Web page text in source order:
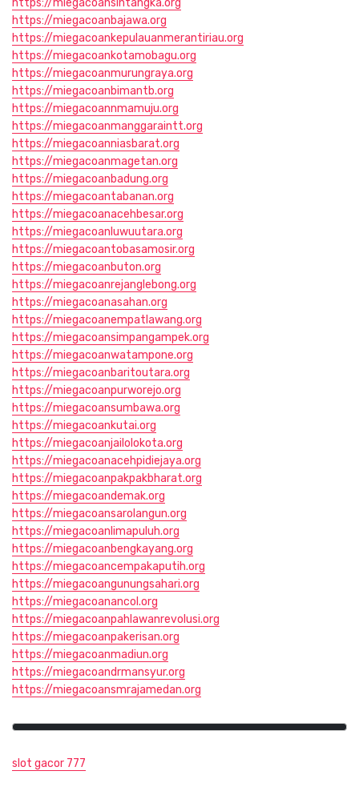
https://miegacoansintangka.org
https://miegacoanbajawa.org
https://miegacoankepulauanmerantiriau.org
https://miegacoankotamobagu.org
https://miegacoanmurungraya.org
https://miegacoanbimantb.org
https://miegacoannmamuju.org
https://miegacoanmanggaraintt.org
https://miegacoanniasbarat.org
https://miegacoanmagetan.org
https://miegacoanbadung.org
https://miegacoantabanan.org
https://miegacoanacehbesar.org
https://miegacoanluwuutara.org
https://miegacoantobasamosir.org
https://miegacoanbuton.org
https://miegacoanrejanglebong.org
https://miegacoanasahan.org
https://miegacoanempatlawang.org
https://miegacoansimpangampek.org
https://miegacoanwatampone.org
https://miegacoanbaritoutara.org
https://miegacoanpurworejo.org
https://miegacoansumbawa.org
https://miegacoankutai.org
https://miegacoanjailolokota.org
https://miegacoanacehpidiejaya.org
https://miegacoanpakpakbharat.org
https://miegacoandemak.org
https://miegacoansarolangun.org
https://miegacoanlimapuluh.org
https://miegacoanbengkayang.org
https://miegacoancempakaputih.org
https://miegacoangunungsahari.org
https://miegacoanancol.org
https://miegacoanpahlawanrevolusi.org
https://miegacoanpakerisan.org
https://miegacoanmadiun.org
https://miegacoandrmansyur.org
https://miegacoansmrajamedan.org
slot gacor 777